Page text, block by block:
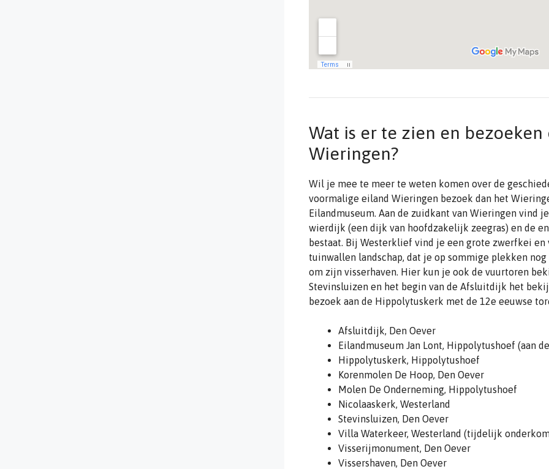
Wat is er te zien en bezoeken
Wieringen?
Wil je mee te meer te weten komen over de
voormalige eiland Wieringen bezoek dan het
Eilandmuseum. Aan de zuidkant van Wieringen vind
wierdijk (een dijk van hoofdzakelijk zeegras) en de
bestaat. Bij Westerklief vind je een grote zwerfkei en
tuinwallen landschap, dat je op sommige plekken
om zijn visserhaven. Hier kun je ook de vuurtoren
Stevinsluizen en het begin van de Afsluitdijk het
bezoek aan de Hippolytuskerk met de 12e eeuwse
Afsluitdijk, Den Oever
Eilandmuseum Jan Lont, Hippolytushoef (aan
Hippolytuskerk, Hippolytushoef
Korenmolen De Hoop, Den Oever
Molen De Onderneming, Hippolytushoef
Nicolaaskerk, Westerland
Stevinsluizen, Den Oever
Villa Waterkeer, Westerland (tijdelijk
Visserijmonument, Den Oever
Vissershaven, Den Oever